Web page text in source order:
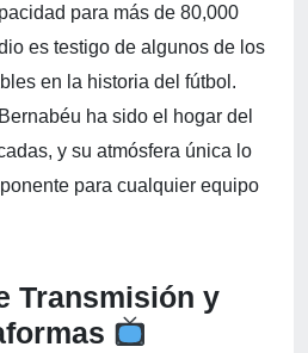
para más de 80,000
es testigo de algunos de los
en la historia del fútbol.
ha sido el hogar del
y su atmósfera única lo
para cualquier equipo
Transmisión y